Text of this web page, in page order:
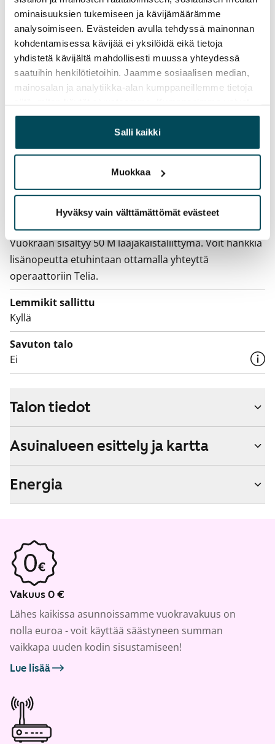
ominaisuuksien tukemiseen ja kävijämäärämme
analysoimiseen. Evästeiden avulla tehdyssä mainonnan
kohdentamisessa kävijää ei yksilöidä eikä tietoja
yhdistetä kävijältä mahdollisesti muussa yhteydessä
saatuihin henkilötietoihin. Jaamme sosiaalisen median,
mainosalan ja analytiikka-alan kumppaneillemme tietoja
yhdistää näitä tietoja muihin tietoihin, joita olet antanut
heille tai joita on kerätty, kun olet käyttänyt heidän
palvelujaan.
Salli kaikki
Muokkaa
Hyväksy vain välttämättömät evästeet
12 kk
Irtisanomis­mahdollisuus
12 kk vuokrasopimuksesta tai sopimussakolla
aiemmin
Kotivakuutus
Pakollinen, ei sisälly vuokraan
27 €/hlö/kk
Sähkömaksu
Vuokralainen solmii itse sähkösopimuksen.
Laajakaista
Vuokraan sisältyy 50 M laajakaistaliittymä. Voit hankkia
lisänopeutta etuhintaan ottamalla yhteyttä
operaattoriin Telia.
Lemmikit sallittu
Kyllä
Savuton talo
Ei
Talon tiedot
Asuinalueen esittely ja kartta
Energia
Vakuus 0 €
Lähes kaikissa asunnoissamme vuokravakuus on
nolla euroa - voit käyttää säästyneen summan
vaikkapa uuden kodin sisustamiseen!
Lue lisää